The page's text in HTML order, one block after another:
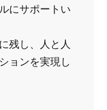
にサポートい
残し、人と人
ョンを実現し